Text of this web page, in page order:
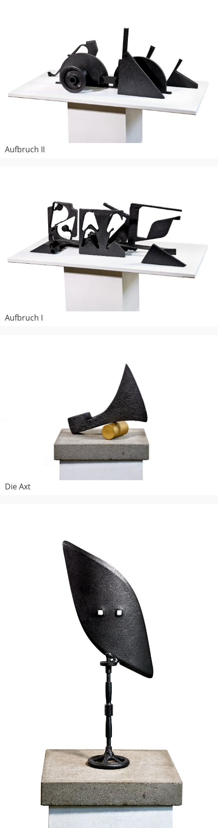
Aufbruch II
Aufbruch I
Die Axt